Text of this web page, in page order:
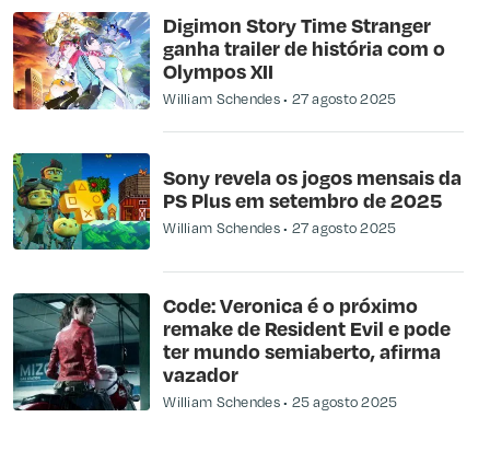
Digimon Story Time Stranger
ganha trailer de história com o
Olympos XII
William Schendes 27 agosto 2025
Sony revela os jogos mensais da
PS Plus em setembro de 2025
William Schendes 27 agosto 2025
Code: Veronica é o próximo
remake de Resident Evil e pode
ter mundo semiaberto, afirma
vazador
William Schendes 25 agosto 2025